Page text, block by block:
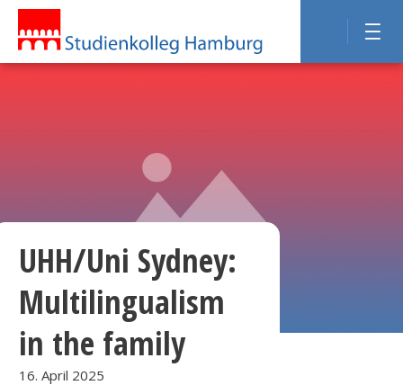
UHH/Uni Sydney:
Multilingualism
in the family
16. April 2025